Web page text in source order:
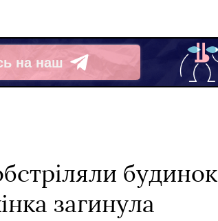
на наш
будинок
загинула